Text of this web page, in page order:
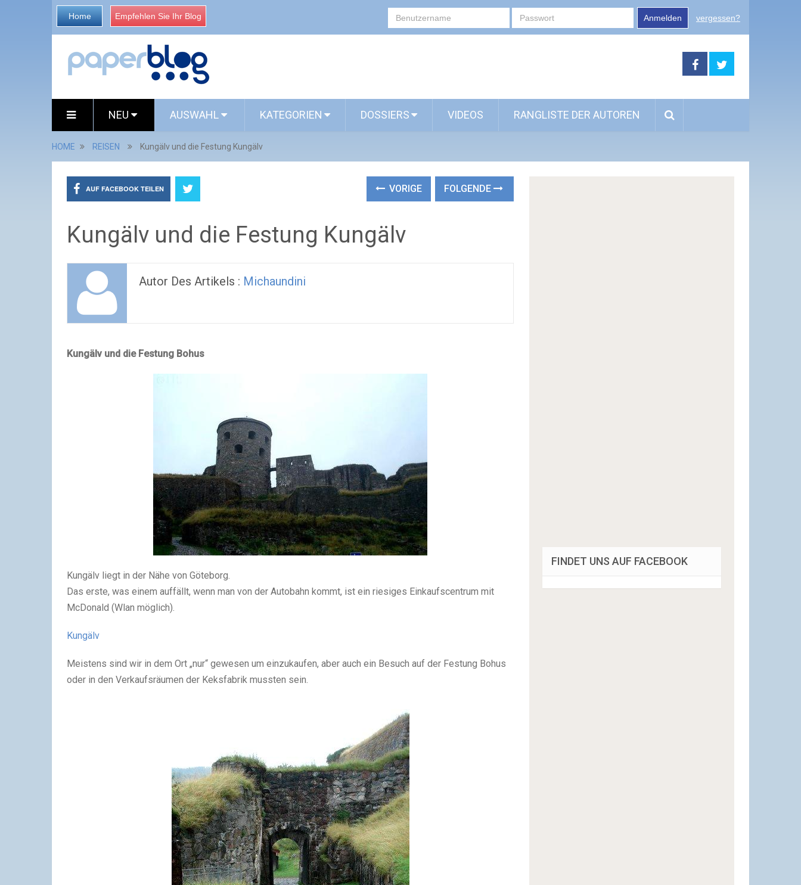
Home Empfehlen Sie Ihr Blog Anmelden vergessen?
NEU AUSWAHL KATEGORIEN DOSSIERS VIDEOS RANGLISTE DER AUTOREN
HOME REISEN Kungälv und die Festung Kungälv
AUF FACEBOOK TEILEN VORIGE FOLGENDE
Kungälv und die Festung Kungälv
Autor Des Artikels : Michaundini
Kungälv und die Festung Bohus
Kungälv liegt in der Nähe von Göteborg.
Das erste, was einem auffällt, wenn man von der Autobahn kommt, ist ein riesiges Einkaufscentrum mit
McDonald (Wlan möglich).
Kungälv
Meistens sind wir in dem Ort „nur“ gewesen um einzukaufen, aber auch ein Besuch auf der Festung Bohus
oder in den Verkaufsräumen der Keksfabrik mussten sein.
FINDET UNS AUF FACEBOOK